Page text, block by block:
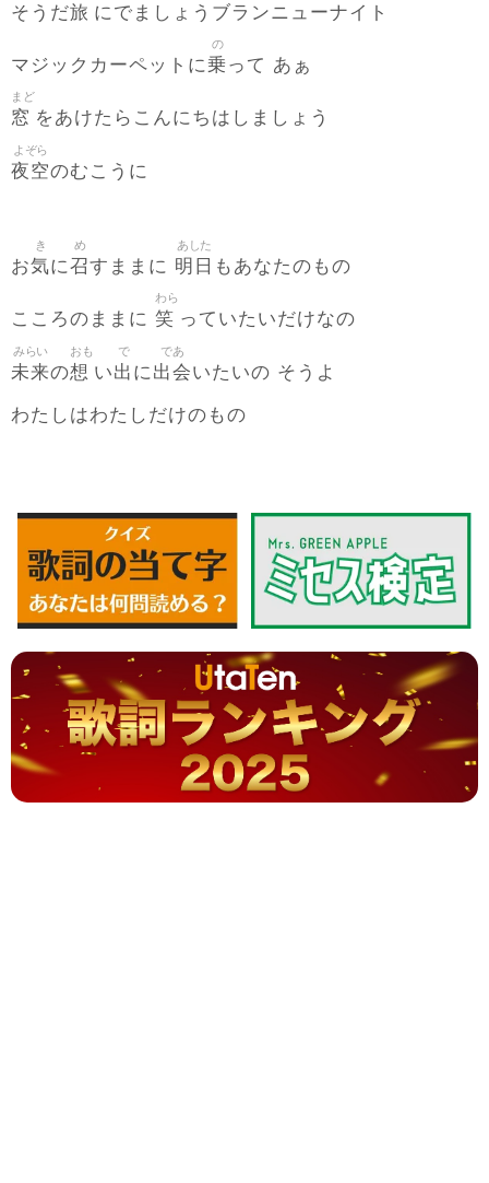
そうだ旅 にでましょうブランニューナイト
マジックカーペットに乗
の
って あぁ
窓
まど
をあけたらこんにちはしましょう
夜空
よぞら
のむこうに
お気
き
に召
め
すままに 明日
あした
もあなたのもの
こころのままに 笑
わら
っていたいだけなの
未来
みらい
の想
おも
い出
で
に出会
であ
いたいの そうよ
わたしはわたしだけのもの